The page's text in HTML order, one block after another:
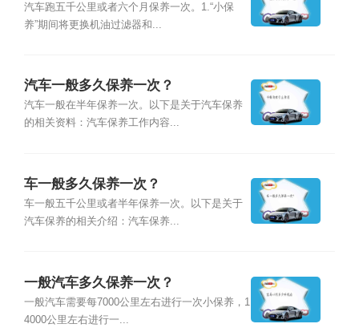
汽车跑五千公里或者六个月保养一次。1.“小保
养”期间将更换机油过滤器和...
汽车一般多久保养一次？
汽车一般在半年保养一次。以下是关于汽车保养
的相关资料：汽车保养工作内容...
车一般多久保养一次？
车一般五千公里或者半年保养一次。以下是关于
汽车保养的相关介绍：汽车保养...
一般汽车多久保养一次？
一般汽车需要每7000公里左右进行一次小保养，1
4000公里左右进行一...